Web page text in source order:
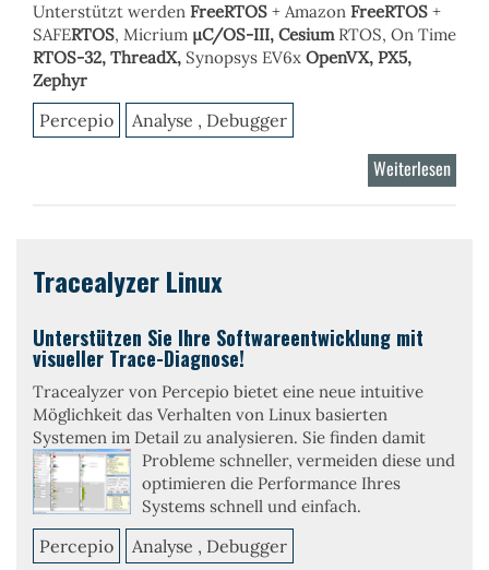
Unterstützt werden FreeRTOS + Amazon FreeRTOS +
SAFERTOS, Micrium µC/OS-III, Cesium RTOS, On Time
RTOS-32, ThreadX, Synopsys EV6x OpenVX, PX5,
Zephyr
Percepio Analyse , Debugger
Weiterlesen
Tracealyzer Linux
Unterstützen Sie Ihre Softwareentwicklung mit
visueller Trace-Diagnose!
Tracealyzer von Percepio bietet eine neue intuitive
Möglichkeit das Verhalten von Linux basierten
Systemen im Detail zu analysieren. Sie finden damit
Probleme schneller, vermeiden diese und
optimieren die Performance Ihres
Systems schnell und einfach.
Percepio Analyse , Debugger